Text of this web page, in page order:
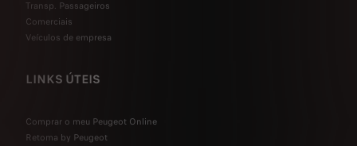
Transp. Passageiros
Comerciais
Veículos de empresa
LINKS ÚTEIS
Comprar o meu Peugeot Online
Retoma by Peugeot